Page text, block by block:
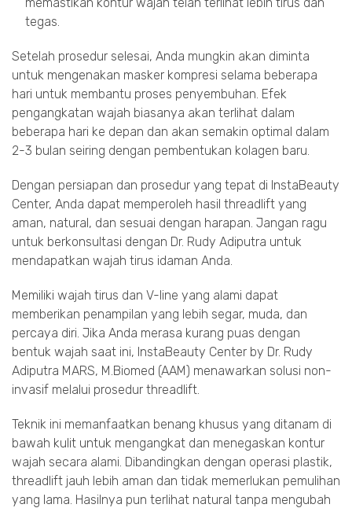
tegas.
Setelah prosedur selesai, Anda mungkin akan diminta
untuk mengenakan masker kompresi selama beberapa
hari untuk membantu proses penyembuhan. Efek
pengangkatan wajah biasanya akan terlihat dalam
beberapa hari ke depan dan akan semakin optimal dalam
2-3 bulan seiring dengan pembentukan kolagen baru.
Dengan persiapan dan prosedur yang tepat di InstaBeauty
Center, Anda dapat memperoleh hasil threadlift yang
aman, natural, dan sesuai dengan harapan. Jangan ragu
untuk berkonsultasi dengan Dr. Rudy Adiputra untuk
mendapatkan wajah tirus idaman Anda.
Memiliki wajah tirus dan V-line yang alami dapat
memberikan penampilan yang lebih segar, muda, dan
percaya diri. Jika Anda merasa kurang puas dengan
bentuk wajah saat ini, InstaBeauty Center by Dr. Rudy
Adiputra MARS, M.Biomed (AAM) menawarkan solusi non-
invasif melalui prosedur threadlift.
Teknik ini memanfaatkan benang khusus yang ditanam di
bawah kulit untuk mengangkat dan menegaskan kontur
wajah secara alami. Dibandingkan dengan operasi plastik,
threadlift jauh lebih aman dan tidak memerlukan pemulihan
yang lama. Hasilnya pun terlihat natural tanpa mengubah